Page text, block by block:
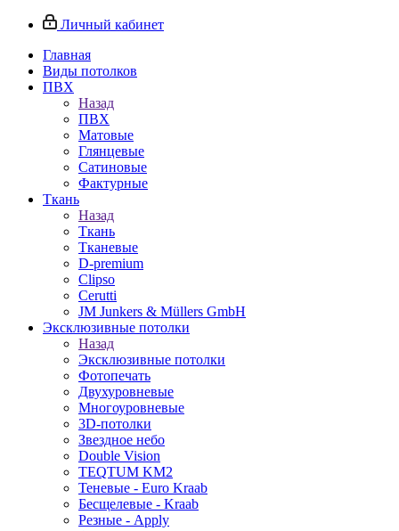
Личный кабинет
Главная
Виды потолков
ПВХ
Назад
ПВХ
Матовые
Глянцевые
Сатиновые
Фактурные
Ткань
Назад
Ткань
Тканевые
D-premium
Clipso
Cerutti
JM Junkers & Müllers GmbH
Эксклюзивные потолки
Назад
Эксклюзивные потолки
Фотопечать
Двухуровневые
Многоуровневые
3D-потолки
Звездное небо
Double Vision
TEQTUM KM2
Теневые - Euro Kraab
Бесщелевые - Kraab
Резные - Apply